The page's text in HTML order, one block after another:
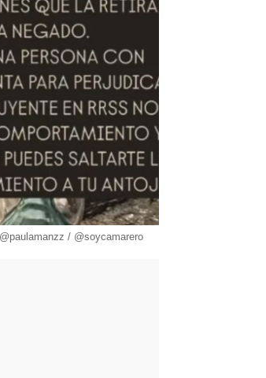
@paulamanzz / @soycamarero